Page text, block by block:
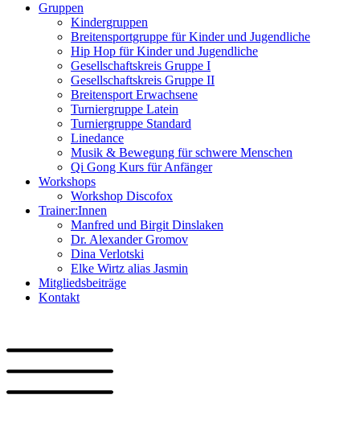
Gruppen
Kindergruppen
Breitensportgruppe für Kinder und Jugendliche
Hip Hop für Kinder und Jugendliche​
Gesellschaftskreis Gruppe I
Gesellschaftskreis Gruppe II
Breitensport Erwachsene
Turniergruppe Latein
Turniergruppe Standard
Linedance
Musik & Bewegung für schwere Menschen​
Qi Gong Kurs für Anfänger
Workshops
Workshop Discofox
Trainer:Innen
Manfred und Birgit Dinslaken
Dr. Alexander Gromov
Dina Verlotski
Elke Wirtz alias Jasmin
Mitgliedsbeiträge
Kontakt